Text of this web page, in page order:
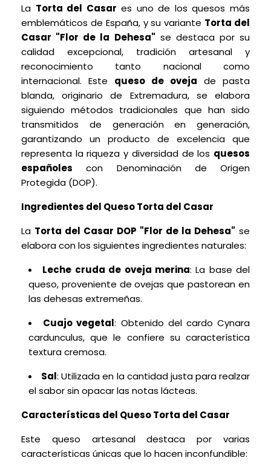
La Torta del Casar es uno de los quesos más
emblemáticos de España, y su variante Torta del
Casar "Flor de la Dehesa" se destaca por su
calidad excepcional, tradición artesanal y
reconocimiento tanto nacional como
internacional. Este queso de oveja de pasta
blanda, originario de Extremadura, se elabora
siguiendo métodos tradicionales que han sido
transmitidos de generación en generación,
garantizando un producto de excelencia que
representa la riqueza y diversidad de los quesos
españoles con Denominación de Origen
Protegida (DOP).
Ingredientes del Queso Torta del Casar
La Torta del Casar DOP "Flor de la Dehesa" se
elabora con los siguientes ingredientes naturales:
Leche cruda de oveja merina: La base del
queso, proveniente de ovejas que pastorean en
las dehesas extremeñas.
Cuajo vegetal: Obtenido del cardo Cynara
cardunculus, que le confiere su característica
textura cremosa.
Sal: Utilizada en la cantidad justa para realzar
el sabor sin opacar las notas lácteas.
Características del Queso Torta del Casar
Este queso artesanal destaca por varias
características únicas que lo hacen inconfundible: